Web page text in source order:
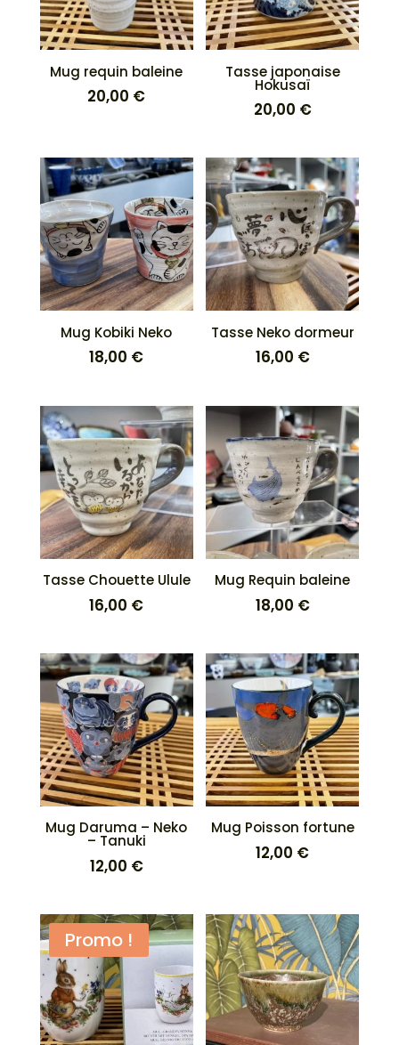
Mug requin baleine
20,00 €
Tasse japonaise
Hokusaï
20,00 €
Mug Kobiki Neko
18,00 €
Tasse Neko dormeur
16,00 €
Tasse Chouette Ulule
16,00 €
Mug Requin baleine
18,00 €
Mug Daruma – Neko
– Tanuki
12,00 €
Mug Poisson fortune
12,00 €
Promo !